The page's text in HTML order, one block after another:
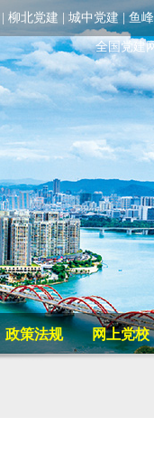
柳北党建 城中党建 | 鱼
全国党建
政策法规 网上党校